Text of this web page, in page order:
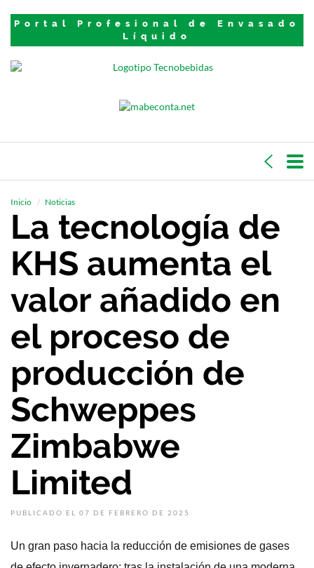
Portal Profesional de Envasado
Líquido
Inicio Noticias
La tecnología de
KHS aumenta el
valor añadido en
el proceso de
producción de
Schweppes
Zimbabwe
Limited
PUBLICADO EL 07 DE FEBRERO DE 2025
Un gran paso hacia la reducción de emisiones de gases